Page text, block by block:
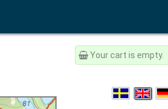
Your cart is empty.